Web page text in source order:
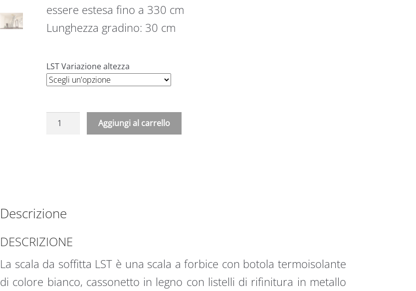
essere estesa fino a 330 cm
Lunghezza gradino: 30 cm
LST Variazione altezza
Aggiungi al carrello
a
i
e
Descrizione
DESCRIZIONE
La scala da soffitta LST è una scala a forbice con botola termoisolante
di colore bianco, cassonetto in legno con listelli di rifinitura in metallo